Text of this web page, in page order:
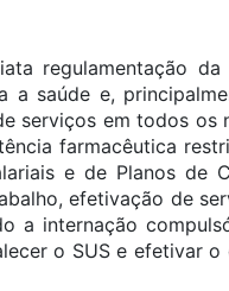
regulamentação da
a saúde e,
serviços em todos os
farmacêutica
e de Planos de
efetivação de
a internação
o SUS e efetivar o